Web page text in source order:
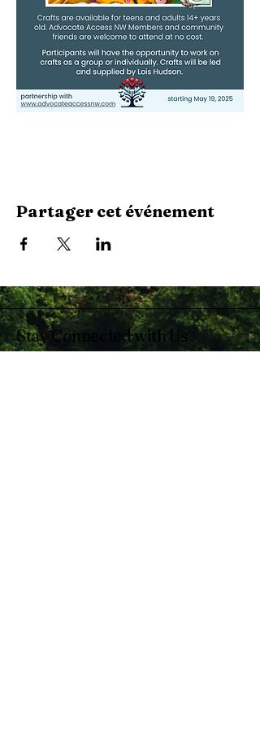
Partager cet événement
Stay Connected with Us